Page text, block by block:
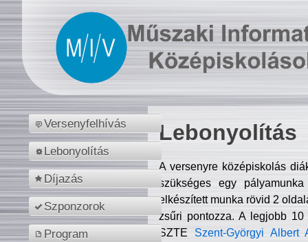
Versenyfelhívás
Lebonyolítás
Díjazás
Szponzorok
Program
Lebonyolítás
A versenyre középiskolás
szükséges egy
elkészített munka rövid 2
zsűri pontozza. A legjobb
SZTE Szent-Györgyi Albert